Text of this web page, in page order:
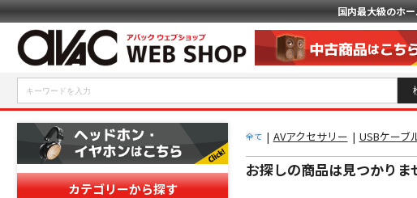
国内最大級のホ
カテゴリーから探す
全て | AVアクセサリー | USBケーブ
お探しの商品は見つかりま